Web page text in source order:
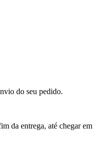
do seu pedido.
da entrega, até chegar em